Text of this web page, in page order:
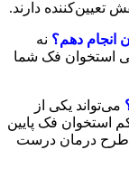
انجام دهم؟ نه
استخوان فک شما
می‌تواند یکی از
استخوان فک پایین
طرح درمان درست